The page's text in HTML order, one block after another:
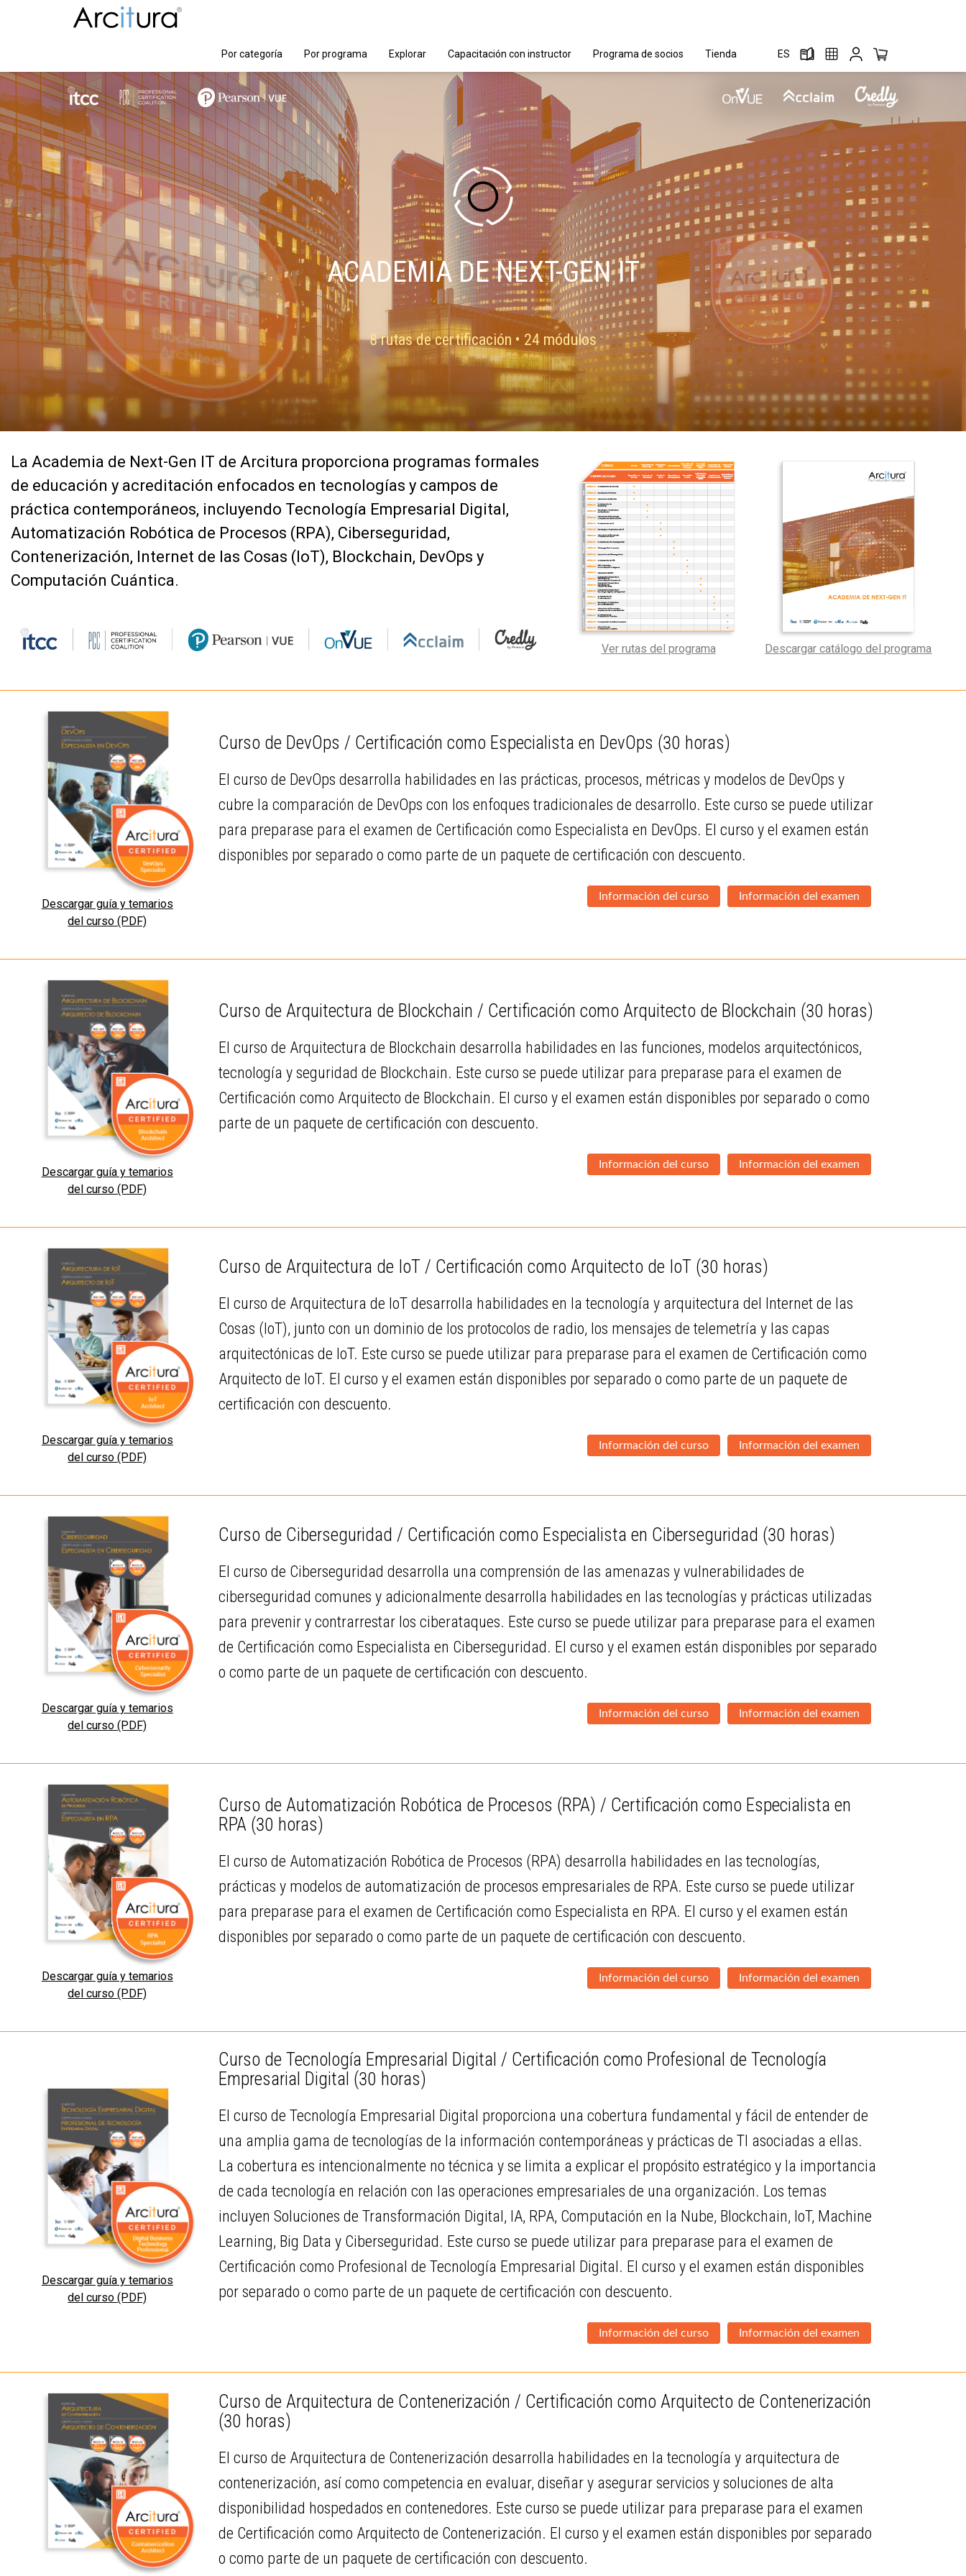
Por categoría Por programa Explorar Capacitación con instructor Programa de socios Tienda ES
ACADEMIA DE NEXT-GEN IT
8 rutas de certificación • 24 módulos
La Academia de Next-Gen IT de Arcitura proporciona programas formales
de educación y acreditación enfocados en tecnologías y campos de
práctica contemporáneos, incluyendo Tecnología Empresarial Digital,
Automatización Robótica de Procesos (RPA), Ciberseguridad,
Contenerización, Internet de las Cosas (IoT), Blockchain, DevOps y
Computación Cuántica.
Ver rutas del programa Descargar catálogo del programa
Descargar guía y temarios
del curso (PDF)
Curso de DevOps / Certificación como Especialista en DevOps (30 horas)
El curso de DevOps desarrolla habilidades en las prácticas, procesos, métricas y modelos de DevOps y
cubre la comparación de DevOps con los enfoques tradicionales de desarrollo. Este curso se puede utilizar
para preparase para el examen de Certificación como Especialista en DevOps. El curso y el examen están
disponibles por separado o como parte de un paquete de certificación con descuento.
Información del examen
Información del curso
Descargar guía y temarios
del curso (PDF)
Curso de Arquitectura de Blockchain / Certificación como Arquitecto de Blockchain (30 horas)
El curso de Arquitectura de Blockchain desarrolla habilidades en las funciones, modelos arquitectónicos,
tecnología y seguridad de Blockchain. Este curso se puede utilizar para preparase para el examen de
Certificación como Arquitecto de Blockchain. El curso y el examen están disponibles por separado o como
parte de un paquete de certificación con descuento.
Información del examen
Información del curso
Descargar guía y temarios
del curso (PDF)
Curso de Arquitectura de IoT / Certificación como Arquitecto de IoT (30 horas)
El curso de Arquitectura de IoT desarrolla habilidades en la tecnología y arquitectura del Internet de las
Cosas (IoT), junto con un dominio de los protocolos de radio, los mensajes de telemetría y las capas
arquitectónicas de IoT. Este curso se puede utilizar para preparase para el examen de Certificación como
Arquitecto de IoT. El curso y el examen están disponibles por separado o como parte de un paquete de
certificación con descuento.
Información del examen
Información del curso
Descargar guía y temarios
del curso (PDF)
Curso de Ciberseguridad / Certificación como Especialista en Ciberseguridad (30 horas)
El curso de Ciberseguridad desarrolla una comprensión de las amenazas y vulnerabilidades de
ciberseguridad comunes y adicionalmente desarrolla habilidades en las tecnologías y prácticas utilizadas
para prevenir y contrarrestar los ciberataques. Este curso se puede utilizar para preparase para el examen
de Certificación como Especialista en Ciberseguridad. El curso y el examen están disponibles por separado
o como parte de un paquete de certificación con descuento.
Información del examen
Información del curso
Descargar guía y temarios
del curso (PDF)
Curso de Automatización Robótica de Procesos (RPA) / Certificación como Especialista en
RPA (30 horas)
El curso de Automatización Robótica de Procesos (RPA) desarrolla habilidades en las tecnologías,
prácticas y modelos de automatización de procesos empresariales de RPA. Este curso se puede utilizar
para preparase para el examen de Certificación como Especialista en RPA. El curso y el examen están
disponibles por separado o como parte de un paquete de certificación con descuento.
Información del examen
Información del curso
Descargar guía y temarios
del curso (PDF)
Curso de Tecnología Empresarial Digital / Certificación como Profesional de Tecnología
Empresarial Digital (30 horas)
El curso de Tecnología Empresarial Digital proporciona una cobertura fundamental y fácil de entender de
una amplia gama de tecnologías de la información contemporáneas y prácticas de TI asociadas a ellas.
La cobertura es intencionalmente no técnica y se limita a explicar el propósito estratégico y la importancia
de cada tecnología en relación con las operaciones empresariales de una organización. Los temas
incluyen Soluciones de Transformación Digital, IA, RPA, Computación en la Nube, Blockchain, IoT, Machine
Learning, Big Data y Ciberseguridad. Este curso se puede utilizar para preparase para el examen de
Certificación como Profesional de Tecnología Empresarial Digital. El curso y el examen están disponibles
por separado o como parte de un paquete de certificación con descuento.
Información del examen
Información del curso
Curso de Arquitectura de Contenerización / Certificación como Arquitecto de Contenerización
(30 horas)
El curso de Arquitectura de Contenerización desarrolla habilidades en la tecnología y arquitectura de
contenerización, así como competencia en evaluar, diseñar y asegurar servicios y soluciones de alta
disponibilidad hospedados en contenedores. Este curso se puede utilizar para preparase para el examen
de Certificación como Arquitecto de Contenerización. El curso y el examen están disponibles por separado
o como parte de un paquete de certificación con descuento.